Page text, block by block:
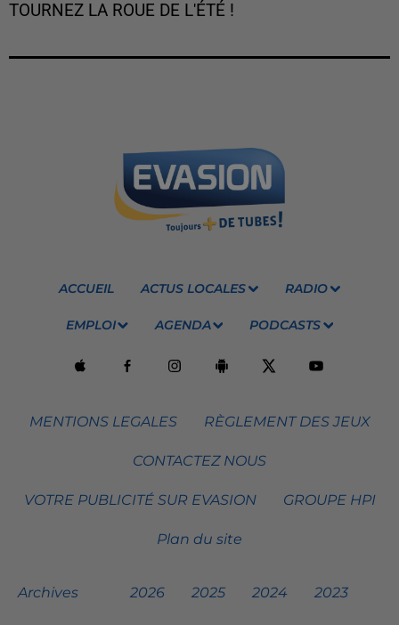
TOURNEZ LA ROUE DE L'ÉTÉ !
ACCUEIL ACTUS LOCALES RADIO
EMPLOI AGENDA PODCASTS
MENTIONS LEGALES RÈGLEMENT DES JEUX
CONTACTEZ NOUS
VOTRE PUBLICITÉ SUR EVASION GROUPE HPI
Plan du site
Archives 2026 2025 2024 2023